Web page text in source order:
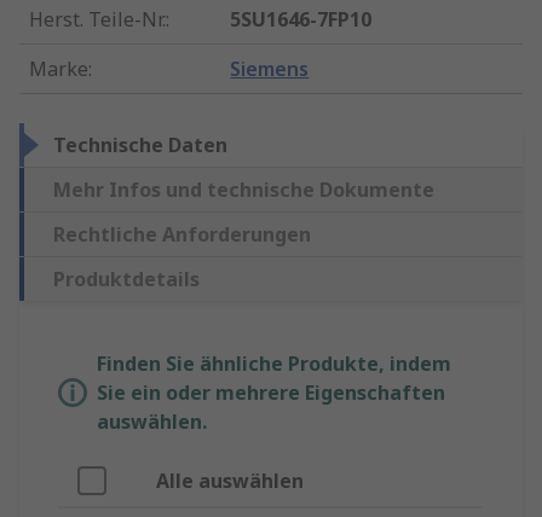
Herst. Teile-Nr.:
5SU1646-7FP10
Marke: Siemens
Technische Daten
Mehr Infos und technische Dokumente
Rechtliche Anforderungen
Produktdetails
Finden Sie ähnliche Produkte, indem
Sie ein oder mehrere Eigenschaften
auswählen.
Alle auswählen